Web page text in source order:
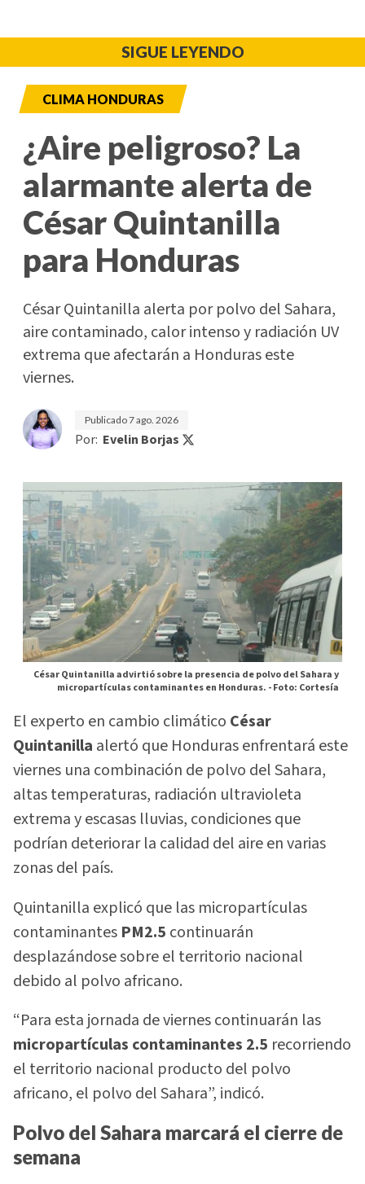
SIGUE LEYENDO
CLIMA HONDURAS
¿Aire peligroso? La
alarmante alerta de
César Quintanilla
para Honduras
César Quintanilla alerta por polvo del Sahara,
aire contaminado, calor intenso y radiación UV
extrema que afectarán a Honduras este
viernes.
Publicado7 ago. 2026
Por: Evelin Borjas
César Quintanilla advirtió sobre la presencia de polvo del Sahara y
micropartículas contaminantes en Honduras. -Foto: Cortesía
El experto en cambio climático César
Quintanilla alertó que Honduras enfrentará este
viernes una combinación de polvo del Sahara,
altas temperaturas, radiación ultravioleta
extrema y escasas lluvias, condiciones que
podrían deteriorar la calidad del aire en varias
zonas del país.
Quintanilla explicó que las micropartículas
contaminantes PM2.5 continuarán
desplazándose sobre el territorio nacional
debido al polvo africano.
“Para esta jornada de viernes continuarán las
micropartículas contaminantes 2.5 recorriendo
el territorio nacional producto del polvo
africano, el polvo del Sahara”, indicó.
Polvo del Sahara marcará el cierre de
semana